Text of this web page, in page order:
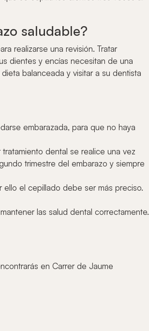
saludable?
realizarse una revisión. Tratar
dientes y encías necesitan de una
balanceada y visitar a su dentista
embarazada, para que no haya
dental se realice una vez
trimestre del embarazo y siempre
ello el cepillado debe ser más preciso.
las salud dental correctamente.
en Carrer de Jaume